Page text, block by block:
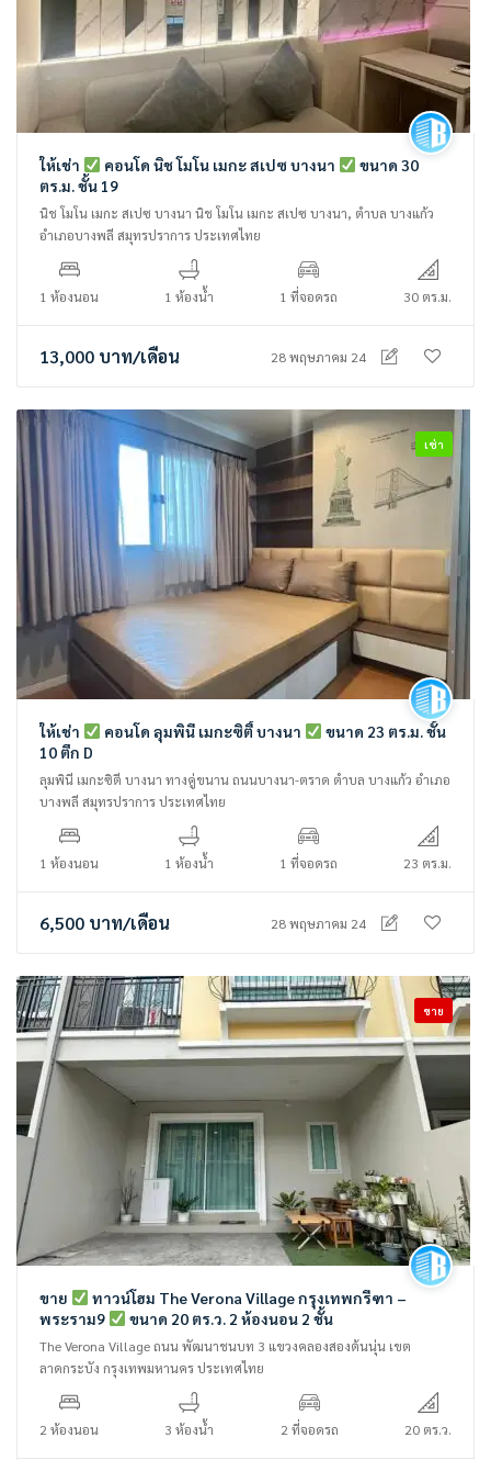
ให้เช่า คอนโด นิช โมโน เมกะ สเปซ บางนา
ขนาด 30
ตร.ม. ชั้น 19
นิช โมโน เมกะ สเปซ บางนา นิช โมโน เมกะ สเปซ บางนา, ตำบล บางแก้ว
อำเภอบางพลี สมุทรปราการ ประเทศไทย
1 ห้องนอน 1 ห้องน้ำ 1 ที่จอดรถ 30 ตร.ม.
13,000 บาท/เดือน 28 พฤษภาคม 24
เช่า
ให้เช่า คอนโด ลุมพินี เมกะซิตี้ บางนา
ขนาด 23 ตร.ม. ชั้น
10 ตึก D
ลุมพินี เมกะซิตี บางนา ทางคู่ขนาน ถนนบางนา-ตราด ตำบล บางแก้ว อำเภอ
บางพลี สมุทรปราการ ประเทศไทย
1 ห้องนอน 1 ห้องน้ำ 1 ที่จอดรถ 23 ตร.ม.
6,500 บาท/เดือน 28 พฤษภาคม 24
ขาย
ขาย
ทาวน์โฮม The Verona Village กรุงเทพกรีฑา –
พระราม9
ขนาด 20 ตร.ว. 2 ห้องนอน 2 ชั้น
The Verona Village ถนน พัฒนาชนบท 3 แขวงคลองสองต้นนุ่น เขต
ลาดกระบัง กรุงเทพมหานคร ประเทศไทย
2 ห้องนอน 3 ห้องน้ำ 2 ที่จอดรถ 20 ตร.ว.